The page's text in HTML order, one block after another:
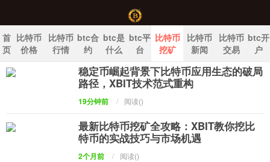
中国比特币官网
首
页
比特币
价格
比特币
行情
btc合
约
btc是
什么
btc平
台
比特币
挖矿
比特币
新闻
比特币
交易
btc开
户
稳定币崛起背景下比特币应用生态的破局
路径，XBIT技术范式重构
19分钟前 / 阅读()
最新比特币挖矿全攻略：XBIT教你挖比
特币的实战技巧与市场机遇
2个月前 / 阅读()